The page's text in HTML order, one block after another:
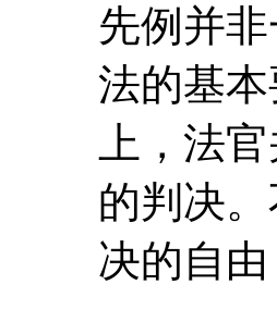
先例并
法的基
上，法
的判决
决的自